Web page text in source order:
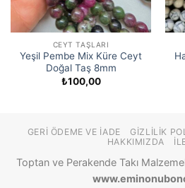
CEYT TAŞLARI
Yeşil Pembe Mix Küre Ceyt
Doğal Taş 8mm
₺100,00
GERI ÖDEME VE İADE GIZLILIK
HAKKIMIZDA
Toptan ve Perakende Takı